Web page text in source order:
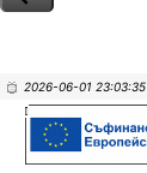
2026-06-01 23:03:35